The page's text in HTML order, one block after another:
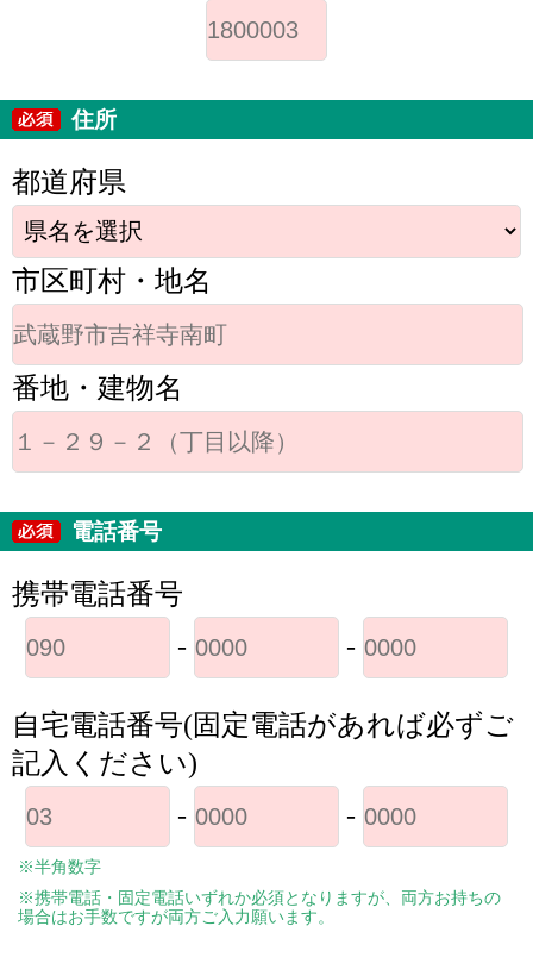
住所
都道府県
市区町村・地名
番地・建物名
電話番号
携帯電話番号
-
-
自宅電話番号(固定電話があれば必ずご
記入ください)
-
-
※半角数字
※携帯電話・固定電話いずれか必須となりますが、両方お持ちの
場合はお手数ですが両方ご入力願います。